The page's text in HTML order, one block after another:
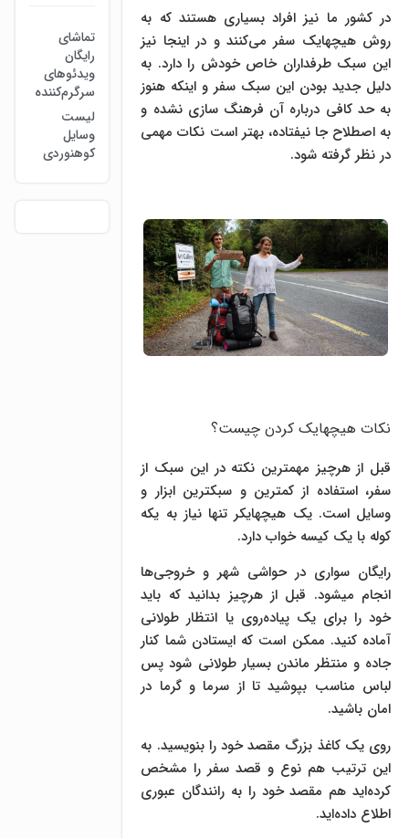
در کشور ما نیز افراد بسیاری هستند که به
روش هیچهایک سفر می‌کنند و در اینجا نیز
این سبک طرفداران خاص خودش را دارد. به
دلیل جدید بودن این سبک سفر و اینکه هنوز
به حد کافی درباره آن فرهنگ سازی نشده و
به اصطلاح جا نیفتاده، بهتر است نکات مهمی
در نظر گرفته شود.
نکات هیچهایک کردن چیست؟
قبل از هرچیز مهمترین نکته در این سبک از
سفر، استفاده از کمترین و سبکترین ابزار و
وسایل است. یک هیچهایکر تنها نیاز به یکه
کوله با یک کیسه خواب دارد.
رایگان سواری در حواشی شهر و خروجی‌ها
انجام میشود. قبل از هرچیز بدانید که باید
خود را برای یک پیاده‌روی یا انتظار طولانی
آماده کنید. ممکن است که ایستادن شما کنار
جاده و منتظر ماندن بسیار طولانی شود پس
لباس مناسب بپوشید تا از سرما و گرما در
امان باشید.
روی یک کاغذ بزرگ مقصد خود را بنویسید. به
این ترتیب هم نوع و قصد سفر را مشخص
کرده‌اید هم مقصد خود را به رانندگان عبوری
اطلاع داده‌اید.
تماشای
رایگان
ویدئوهای
سرگرم‌کننده
لیست
وسایل
کوهنوردی